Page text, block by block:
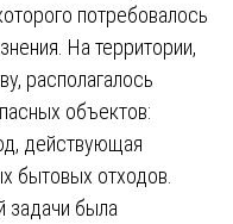
потребовалось
На территории,
располагалось
объектов:
действующая
бытовых отходов.
задачи была